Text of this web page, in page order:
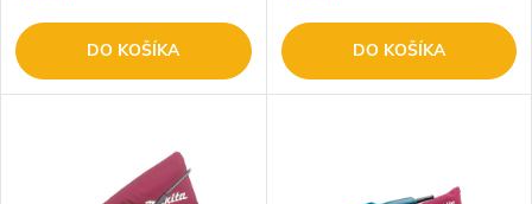
DO KOŠÍKA DO KOŠÍKA